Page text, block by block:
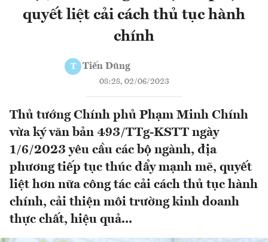
quyết liệt cải cách thủ tục hành
chính
T Tiến Dũng
08:28, 02/06/2023
Thủ tướng Chính phủ Phạm Minh Chính
vừa ký văn bản 493/TTg-KSTT ngày
1/6/2023 yêu cầu các bộ ngành, địa
phương tiếp tục thúc đẩy mạnh mẽ, quyết
liệt hơn nữa công tác cải cách thủ tục hành
chính, cải thiện môi trường kinh doanh
thực chất, hiệu quả...